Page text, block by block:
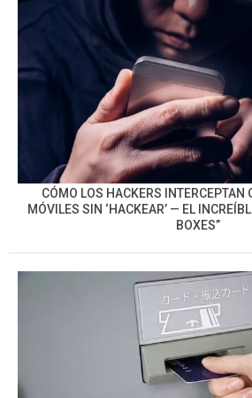
CÓMO LOS HACKERS INTERCEPTAN
MÓVILES SIN ‘HACKEAR’ — EL
BOXES”